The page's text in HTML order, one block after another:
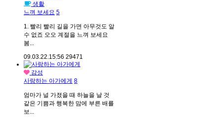
생활
느껴 보세요 5
1. 빨리 빨리 길을 가면 아무것도 알
수 없죠 오오 계절을 느껴 보세요
봄...
09.03.22.15:56 29471
감성
사랑하는 아가에게 8
엄마가 널 가졌을 때 하늘을 날 것
같은 기쁨과 행복한 맘에 부른 배를
보...